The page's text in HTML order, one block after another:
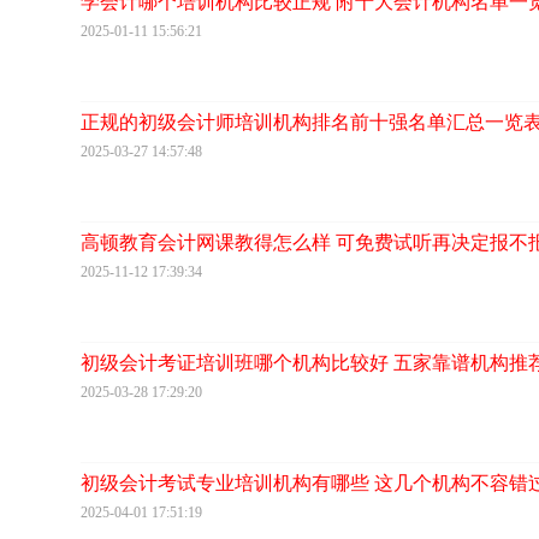
2025-01-11 15:56:21
正规的初级会计师培训机构排名前十强名单汇总一览
2025-03-27 14:57:48
高顿教育会计网课教得怎么样 可免费试听再决定报不
2025-11-12 17:39:34
初级会计考证培训班哪个机构比较好 五家靠谱机构推
2025-03-28 17:29:20
初级会计考试专业培训机构有哪些 这几个机构不容错
2025-04-01 17:51:19